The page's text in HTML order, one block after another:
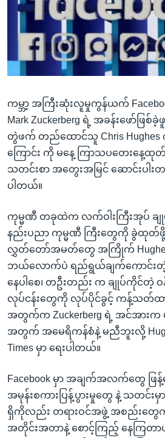
ပင်မ
စာမျက်နှာ
ကြည့်
ရှာဖွေ
နေရာ
ကျော်
ရုပ်ရှင်ထဲက အင်္ဂလိပ်စာ
သုတပဒေသာ အင်္ဂလိပ်စာ
တီဗွီ
ရေဒီယို/တီဗွီအစီအစဉ်
Learning English
ဘာသာစကားများ
ကမ္ဘာ့ အကြီးဆုံးလူမှုကွန်ယက်
Mark Zuckerberg ရဲ့ အခန်းဖော်ဖြစ်
တွဲဖက် တည်ထောင်သူ Chris
ကြောင်း ကို မနေ့ ကြာသပတေးနေ့ထုတ်
သတင်းစာ အတွေးအမြင် ဆောင်းပါးတ
ပါတယ်။
ကုမ္မဏီ တခုထဲက လက်ဝါးကြီးအုပ် ချု
နည်းပညာ ကုမ္မဏီ ကြီးတွေကို ခွဲထုတ်
လွှတ်တော်အမတ်တွေ အကြိုက် Hughes
ဘယ်လောက်ပဲ ရည်ရွယ်ချက်ကောင်းတဲ့
နေပါစေ၊ တဦးတည်း က ချုပ်ကိုင်တဲ့
လုပ်ငန်းတွေကို လုပ်ပိုင်ခွင့် ကန့်သတ်ထ
အတွက်က Zuckerberg ရဲ့ အင်အားက
အတွက် အမေရိကန်စံနဲ့ မညီဘူးလို့
Times မှာ ရေးပါတယ်။
Facebook မှာ အချက်အလက်တွေ ဖြ
အမုန်းစကားပြန့်ပွားမှုတွေ နဲ့ သတင်းမှာ
ရှိကိုလည်း တရားဝင်အဖွဲ့ အစည်းတွေ
အတိုင်းအတာနဲ့ စောင့်ကြည့် နေကြတာပ